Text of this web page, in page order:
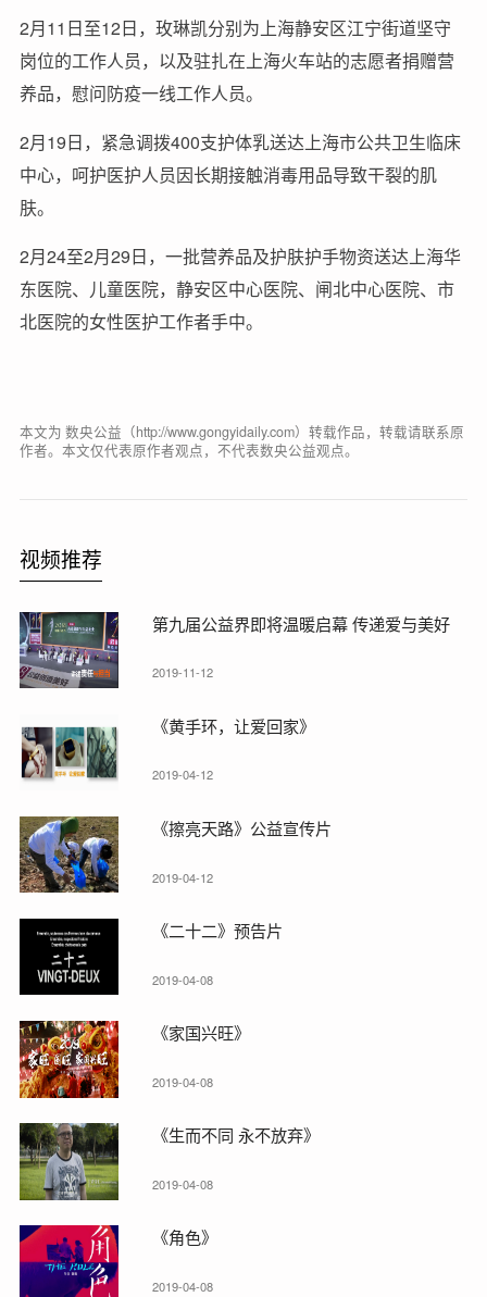
2月11日至12日，玫琳凯分别为上海静安区江宁街道坚守
岗位的工作人员，以及驻扎在上海火车站的志愿者捐赠营
养品，慰问防疫一线工作人员。
2月19日，紧急调拨400支护体乳送达上海市公共卫生临床
中心，呵护医护人员因长期接触消毒用品导致干裂的肌
肤。
2月24至2月29日，一批营养品及护肤护手物资送达上海华
东医院、儿童医院，静安区中心医院、闸北中心医院、市
北医院的女性医护工作者手中。
本文为 数央公益（http://www.gongyidaily.com）转载作品，转载请联系原
作者。本文仅代表原作者观点，不代表数央公益观点。
视频推荐
第九届公益界即将温暖启幕 传递爱与美好
2019-11-12
《黄手环，让爱回家》
2019-04-12
《擦亮天路》公益宣传片
2019-04-12
《二十二》预告片
2019-04-08
《家国兴旺》
2019-04-08
《生而不同 永不放弃》
2019-04-08
《角色》
2019-04-08